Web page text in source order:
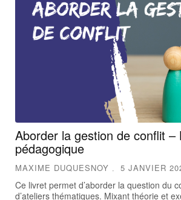
Aborder la gestion de conflit –
pédagogique
MAXIME DUQUESNOY 5 JANVIER
Ce livret permet d’aborder la question du
d’ateliers thématiques. Mixant théorie et